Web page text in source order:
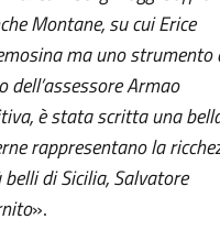
Montane, su cui Erice
ma uno strumento
Armao
è stata scritta una
rappresentano la
di Sicilia, Salvatore
».